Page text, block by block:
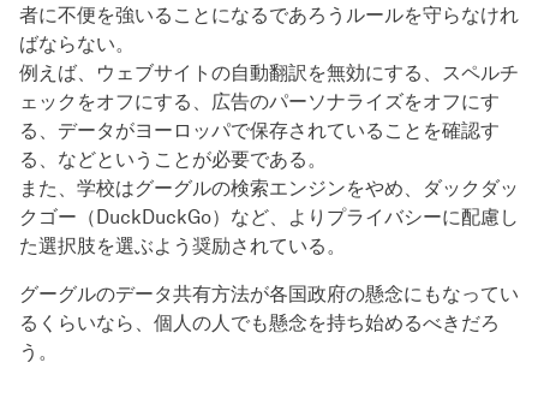
者に不便を強いることになるであろうルールを守らなけれ
ばならない。
例えば、ウェブサイトの自動翻訳を無効にする、スペルチ
ェックをオフにする、広告のパーソナライズをオフにす
る、データがヨーロッパで保存されていることを確認す
る、などということが必要である。
また、学校はグーグルの検索エンジンをやめ、ダックダッ
クゴー（DuckDuckGo）など、よりプライバシーに配慮し
た選択肢を選ぶよう奨励されている。
グーグルのデータ共有方法が各国政府の懸念にもなってい
るくらいなら、個人の人でも懸念を持ち始めるべきだろ
う。